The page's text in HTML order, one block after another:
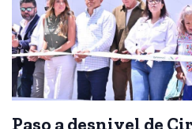
Paso a desnivel de